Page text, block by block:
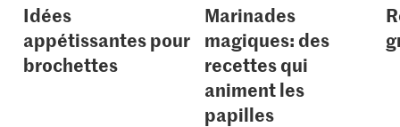
Idées
appétissantes pour
brochettes
Marinades
magiques: des
recettes qui
animent les
papilles